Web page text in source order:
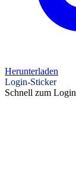
Herunterladen
Login-Sticker
Schnell zum Login